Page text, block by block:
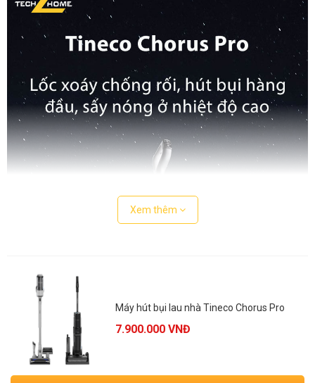
Xem thêm
Máy hút bụi lau nhà Tineco Chorus Pro
7.900.000 VNĐ